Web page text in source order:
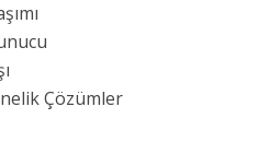
Çözümler